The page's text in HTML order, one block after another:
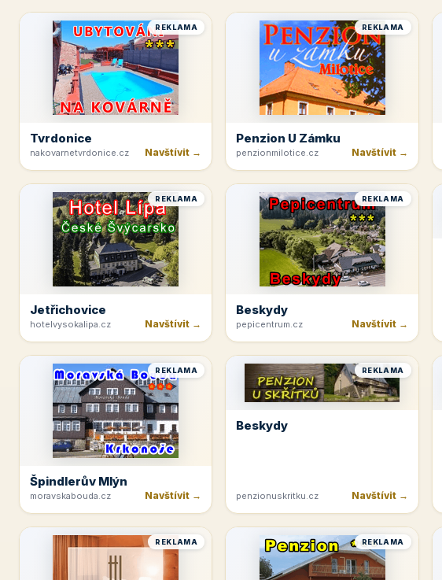
REKLAMA
Tvrdonice
nakovarnetvrdonice.cz Navštívit →
REKLAMA
Penzion U Zámku
penzionmilotice.cz Navštívit →
REKLAMA
Jetřichovice
hotelvysokalipa.cz Navštívit →
REKLAMA
Beskydy
pepicentrum.cz Navštívit →
REKLAMA
Špindlerův Mlýn
moravskabouda.cz Navštívit →
REKLAMA
Beskydy
penzionuskritku.cz Navštívit →
REKLAMA REKLAMA